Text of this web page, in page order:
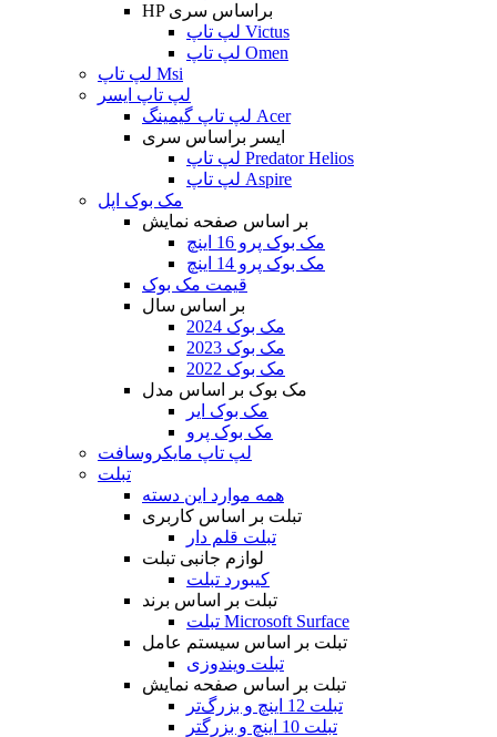
HP براساس سری
لپ تاپ Victus
لپ تاپ Omen
لپ تاپ Msi
لپ تاپ ایسر
لپ تاپ گیمینگ Acer
ایسر براساس سری
لپ تاپ Predator Helios
لپ تاپ Aspire
مک بوک اپل
بر اساس صفحه نمایش
مک بوک پرو 16 اینچ
مک بوک پرو 14 اینچ
قیمت مک بوک
بر اساس سال
مک بوک 2024
مک بوک 2023
مک بوک 2022
مک بوک بر اساس مدل
مک بوک ایر
مک بوک پرو
لپ تاپ مایکروسافت
تبلت
همه موارد این دسته
تبلت بر اساس کاربری
تبلت قلم دار
لوازم جانبی تبلت
کیبورد تبلت
تبلت بر اساس برند
تبلت Microsoft Surface
تبلت بر اساس سیستم عامل
تبلت ویندوزی
تبلت بر اساس صفحه نمایش
تبلت 12 اینچ و بزرگ‌تر
تبلت 10 اینچ و بزرگتر